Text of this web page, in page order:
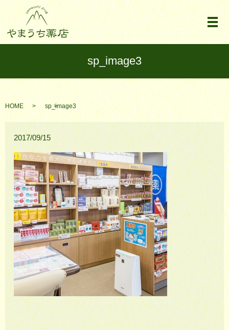
メ
sp_image3
HOME sp_image3
2017/09/15